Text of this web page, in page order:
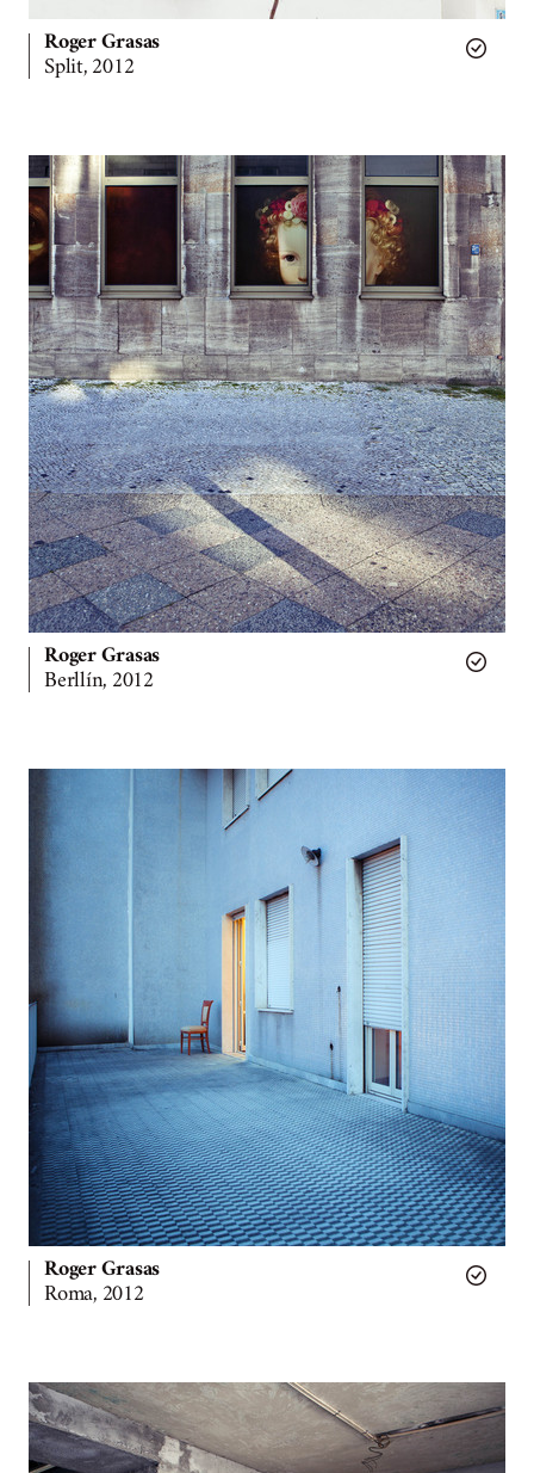
Roger Grasas
Split, 2012
Roger Grasas
Berllín, 2012
Roger Grasas
Roma, 2012